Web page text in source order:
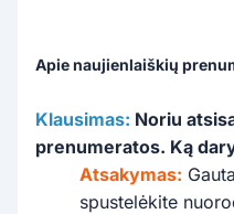
Apie naujienlaiškių
Klausimas: Noriu
prenumeratos. Ką
Atsakymas:
spustelėkite